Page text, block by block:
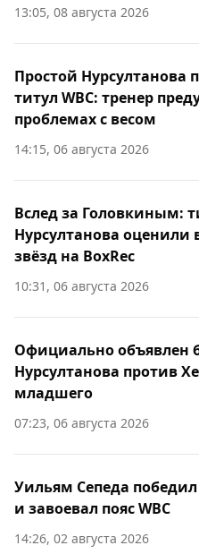
13:05, 08 августа 2026
Простой Нурсултанова
титул WBC: тренер
проблемах с весом
14:15, 06 августа 2026
Вслед за Головкиным:
Нурсултанова
звёзд на BoxRec
10:31, 06 августа 2026
Официально объявлен
Нурсултанова против
младшего
07:23, 06 августа 2026
Уильям Сепеда
и завоевал пояс WBC
14:26, 02 августа 2026